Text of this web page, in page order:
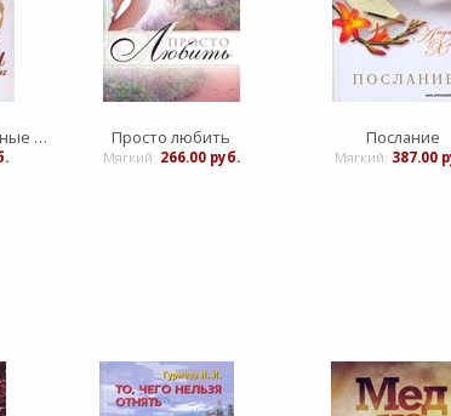
Эбби. Книга 1. Затерянные в море Просто любить
Мягкий: 266.00 руб.
Послание
Мягкий: 387.00